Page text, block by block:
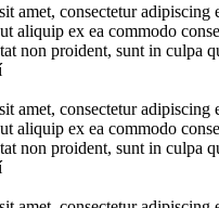
amet, consectetur
aliquip ex ea commodo
non proident, sunt in culpa
amet, consectetur
aliquip ex ea commodo
non proident, sunt in culpa